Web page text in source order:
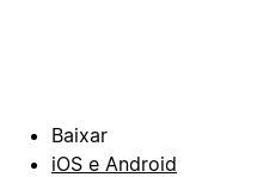
Baixar
iOS e Android